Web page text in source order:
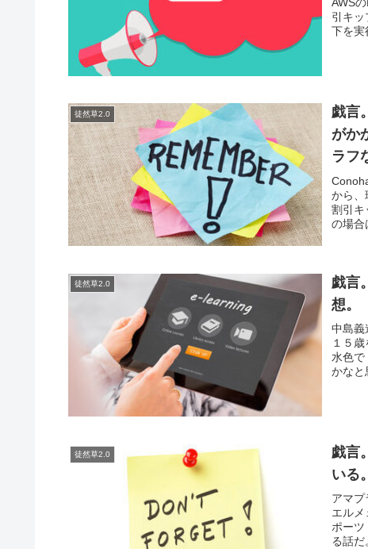
AWS
引キ
下を実
徒然草2.0
戯言
がか
ラフ
から、
割引キ
の場合
徒然草2.0
戯言
想。
中島義
１５
水色で
かなと
徒然草2.0
戯言
いる
アマプ
エルメ
ポーツ
る話